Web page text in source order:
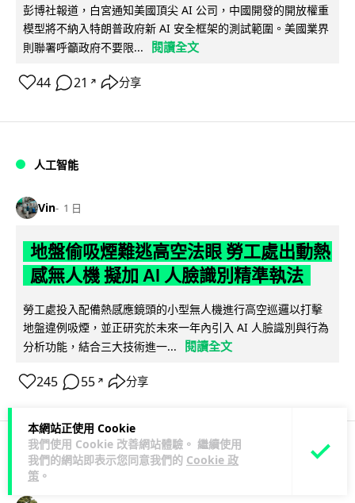
本網站正使用 Cookie
我們使用 Cookie 改善網站體驗。 繼續使用
我們的網站即表示您同意我們的 Cookie 政
策 。
彭博社報道，白宮通知美國頂尖 AI 公司，中國開發的開放權重
模型將不納入特朗普政府新 AI 安全框架的測試範圍。美國業界
則聯署呼籲政府不要限...
閱讀全文
44 21 ↗ 分享
人工智能
Vin 1 日
地盤偷吸煙難逃高空法眼 勞工處出動熱
感無人機 擬加 AI 人臉識別精準執法
勞工處投入配備熱感應鏡頭的小型無人機進行高空巡邏以打擊
地盤違例吸煙，並正研究於未來一年內引入 AI 人臉識別與行為
分析功能，結合三大技術進一...
閱讀全文
245 55 ↗ 分享
人工智能